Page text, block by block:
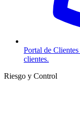
Portal de Clientes
clientes.
Riesgo y Control